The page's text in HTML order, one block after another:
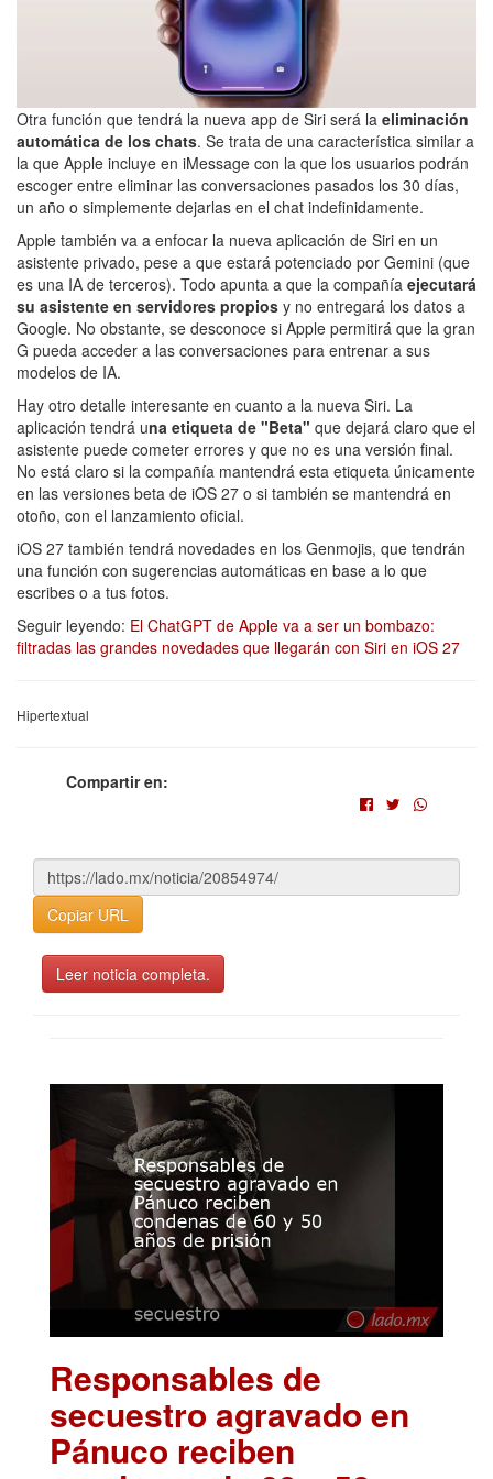
Otra función que tendrá la nueva app de Siri será la eliminación
automática de los chats. Se trata de una característica similar a
la que Apple incluye en iMessage con la que los usuarios podrán
escoger entre eliminar las conversaciones pasados los 30 días,
un año o simplemente dejarlas en el chat indefinidamente.
Apple también va a enfocar la nueva aplicación de Siri en un
asistente privado, pese a que estará potenciado por Gemini (que
es una IA de terceros). Todo apunta a que la compañía ejecutará
su asistente en servidores propios y no entregará los datos a
Google. No obstante, se desconoce si Apple permitirá que la gran
G pueda acceder a las conversaciones para entrenar a sus
modelos de IA.
Hay otro detalle interesante en cuanto a la nueva Siri. La
aplicación tendrá una etiqueta de "Beta" que dejará claro que el
asistente puede cometer errores y que no es una versión final.
No está claro si la compañía mantendrá esta etiqueta únicamente
en las versiones beta de iOS 27 o si también se mantendrá en
otoño, con el lanzamiento oficial.
iOS 27 también tendrá novedades en los Genmojis, que tendrán
una función con sugerencias automáticas en base a lo que
escribes o a tus fotos.
Seguir leyendo: El ChatGPT de Apple va a ser un bombazo:
filtradas las grandes novedades que llegarán con Siri en iOS 27
Hipertextual
Compartir en:
Copiar URL
Leer noticia completa.
Responsables de
secuestro agravado en
Pánuco reciben